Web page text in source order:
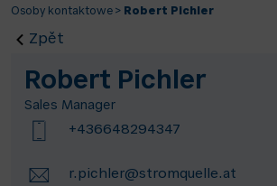
Osoby kontaktowe > Robert Pichler
Zpět
Robert Pichler
Sales Manager
+436648294347
r.pichler@stromquelle.at